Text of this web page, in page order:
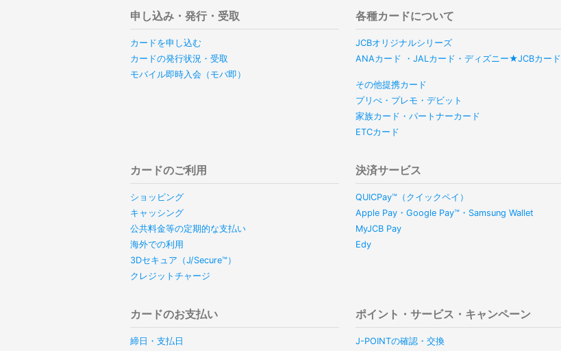
申し込み・発行・受取
カードを申し込む
カードの発行状況・受取
モバイル即時入会（モバ即）
各種カードについて
JCBオリジナルシリーズ
ANAカード ・JALカード・ディズニー★JCBカード
その他提携カード
プリぺ・プレモ・デビット
家族カード・パートナーカード
ETCカード
カードのご利用
ショッピング
キャッシング
公共料金等の定期的な支払い
海外での利用
3Dセキュア（J/Secure™）
クレジットチャージ
決済サービス
QUICPay™（クイックペイ）
Apple Pay・Google Pay™・Samsung Wallet
MyJCB Pay
Edy
カードのお支払い
締日・支払日
ポイント・サービス・キャンペーン
J-POINTの確認・交換